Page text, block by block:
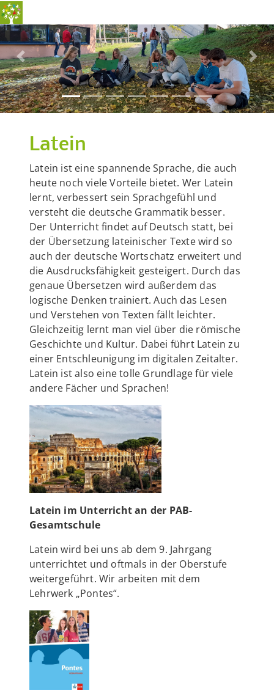
Previous Next
Latein
Latein ist eine spannende Sprache, die auch
heute noch viele Vorteile bietet. Wer Latein
lernt, verbessert sein Sprachgefühl und
versteht die deutsche Grammatik besser.
Der Unterricht findet auf Deutsch statt, bei
der Übersetzung lateinischer Texte wird so
auch der deutsche Wortschatz erweitert und
die Ausdrucksfähigkeit gesteigert. Durch das
genaue Übersetzen wird außerdem das
logische Denken trainiert. Auch das Lesen
und Verstehen von Texten fällt leichter.
Gleichzeitig lernt man viel über die römische
Geschichte und Kultur. Dabei führt Latein zu
einer Entschleunigung im digitalen Zeitalter.
Latein ist also eine tolle Grundlage für viele
andere Fächer und Sprachen!
Latein im Unterricht an der PAB-
Gesamtschule
Latein wird bei uns ab dem 9. Jahrgang
unterrichtet und oftmals in der Oberstufe
weitergeführt. Wir arbeiten mit dem
Lehrwerk „Pontes“.